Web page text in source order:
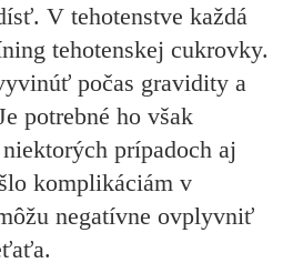
V tehotenstve každá
tehotenskej cukrovky.
počas gravidity a
potrebné ho však
prípadoch aj
komplikáciám v
negatívne ovplyvniť